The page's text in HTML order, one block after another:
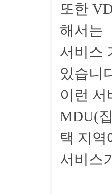
또한
해서는
서비스
있습니
이런 서
MDU(
택 지역
서비스